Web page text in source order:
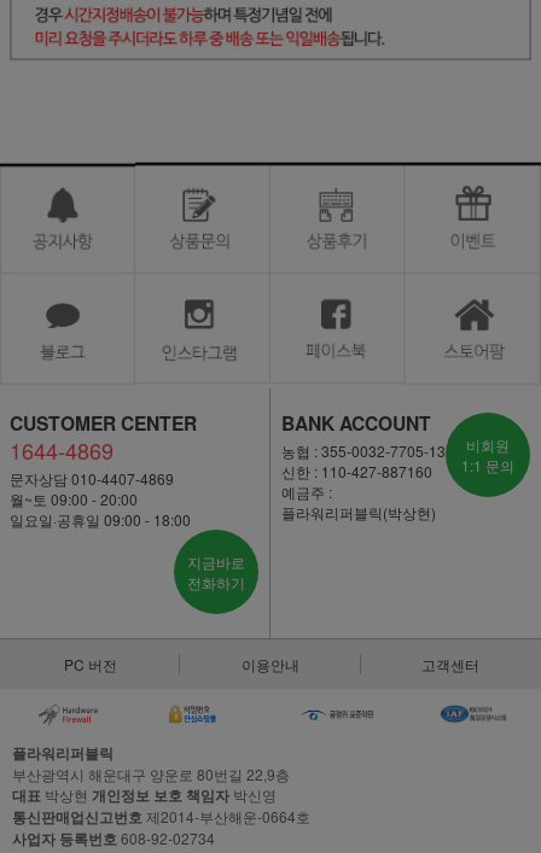
CUSTOMER CENTER
1644-4869
문자상담 010-4407-4869
월~토 09:00 - 20:00
일요일·공휴일 09:00 - 18:00
지금바로
전화하기
BANK ACCOUNT
농협 : 355-0032-7705-13
신한 : 110-427-887160
예금주 :
플라워리퍼블릭(박상현)
비회원
1:1 문의
PC 버전 이용안내 고객센터
플라워리퍼블릭
부산광역시 해운대구 양운로 80번길 22,9층
대표 박상현 개인정보 보호 책임자 박신영
통신판매업신고번호제2014-부산해운-0664호
사업자 등록번호608-92-02734